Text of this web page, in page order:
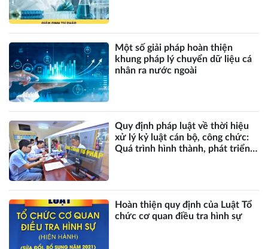
Một số giải pháp hoàn thiện
khung pháp lý chuyển dữ liệu cá
nhân ra nước ngoài
Quy định pháp luật về thời hiệu
xử lý kỷ luật cán bộ, công chức:
Quá trình hình thành, phát triển
Hoàn thiện quy định của Luật Tổ
chức cơ quan điều tra hình sự